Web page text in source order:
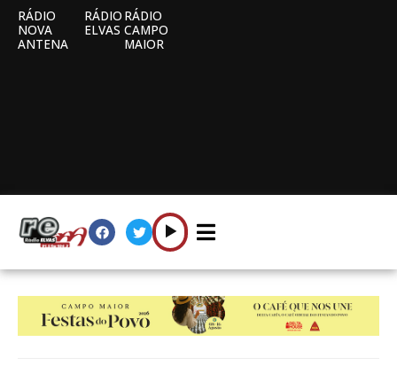
RÁDIO
NOVA
ANTENA
RÁDIO
ELVAS
RÁDIO
CAMPO
MAIOR